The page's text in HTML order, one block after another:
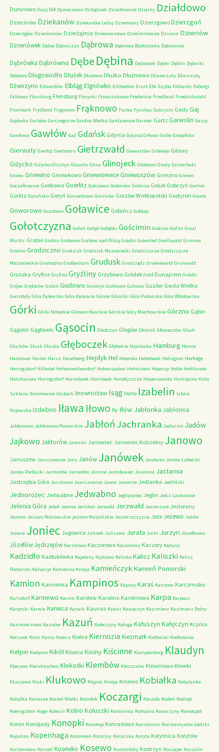
Duninowo Duży Dół Dymaczewo Dzbądzek Dziadkowice Dziarny Działdowo
Dziecinów Dziekanów Dziekanów Leśny Dziemiany Dzierzgowo Dzierzgoń
Dzierzgów Dzierżoniów Dzierżążnia Dziewierzewo Dziećmirowice Dziunin Dziwnów
Dziwnówek Dąbie Dąbroszyn Dąbrowa Dąbrowa Białostocka Dąbrowice
Dąbrówka Dąbrówno Dębe Dębina Dębionek Dębki Dęblin Dębniki
Dębowo Długosiodło Dłużek Dłużewo Dłużka Dłużniewo Dźwierzuty Dźwirzuty
Dźwirzyno Edwardów Elbląg Elgnówko Elżbietów Erurt Ełk Szyba Fabianki Faborgi
Falkowo Flansburg Flensburg Florynki Franciszkowo Fredericia Friedland Friedrichstahl
Frombork Frydland Frygnowo Frąknowo Funka Fynshav Gabrysin Gady Gaj
Gajówka Garbów Garczegorze Gardna Wielka Gardzienice Garnek Gartz Garwolin Gassy
Gawłowo Gawłów Gać Gdańsk Gdynia Gdynia Orłowo Gidle Giebałtów
Gierwaty Gierłoż Giethoorn Gietrzwałd Giewartów Gilleleje Giławy
Giżycko Giżycko Olsztyn Glaucha Glina Glinojeck Glodowo Gnaty Szczerbaki
Gniew Gniewino Gniewkowo GniewniewiceGniewoszów Gniezno Gnoien
Goczałkowice Godkowo Goerlitz Golczewo Goleniów Golesze Golub-Dobrzyń Gorlice
Gorlitz Goruńsko Goryń Gorzechowo Gorzków Gorzów Wielkopolski Gostynin Gouda
Goworowo Gozdowo Goławice Gołańcz Gołdap
Gołotczyzna Gołuń Gołąb Gołąbki Gościmin Gościno Goźlin Graal
Muritz Grabie Grabin Grabowo Grabów nad Pilicą Gradki Graested Greifswald Grimma
Grodno Grodziczno Grodzisk Grodzisk Mazowiecki Grodziszcze Grodziszcze
Mazowieckie Gromadno Großenhain Grudusk Grudziądz Gruenewald Grunwald
Gruszka Gryfice Gryfino Gryźliny Grzybowo Gródek nad Dunajcem Gródki
Grójec Grębków Gubin Gudowo Guronys Gutkowo Gutowo Guzów Gwda Wielka
Gwizdały Góra Dylewska Góra Kalwaria Górale Góraliki Góra Puławska Góra Włodowska
Górki Górki Noteckie Górowo Iławskie Górskie Góry Miechowskie Górzno Gąbin
Gągolin Gągławki Gąsocin Gładczyn Głogów Głomsk Głowaczów Głuch
Głuchów Głusk Głusko Głęboczek Głębokie Hajnówka Hamburg Hanna
Hannover Harlev Harsz Havelberg HejdykHel Helenka Hellebaek Helsignor Herfolge
Heringsdorf Hillerod Hohenreichendorf Hohensaaten Hohnstein Hojerup Holte Holthusen
Holzhausen Horingsdorf Hormówek Hornbaek Horodyszcze Hoyerswerda Humięcino Huta
Szklana Ibramowice Idzbark Inowrocław Isąg Iwno Izabelin Izbica
Kujawska Izdebno Iława Iłowo Iły Iłów Jabłonka Jabłonna
Jabłonowo Jabłonowo Pomorskie JabłońJachranka Jadwisin Jadów
Jajkowo Jaktorów Jamniki Janowiec Janowiec Kościelny Janowo
Januszew Januszewice Jany Janów Janówek Janówko Janów Lubelski
Janów Podlaski Jarmatów Jarnatów Jarnice Jarosławiec Jasionna Jastarnia
Jastrzębia Góra Jaszkowo Jawiszowice Jawor Jaworze Jedlanka Jedliński
Jednorożec Jedwabne Jedwabno Jeglijowiec Jeglin Jelcz-Laskowice
Jelenia Góra Jeleń Jemna Jerichov Jerwałd Jerzwałd Jezierzyce Jeziorany
Jezioro Jezioro Rożnowskie jezioro Wulpińskie Jeziorszczyzna Jeże Jeżewo Jeżów
Jonava Joniec Jugowice Julinek Juliszew Jurata Jurki Jurzyn Józefkowo
JózefówJędrzejów Kaczkowo Kaczorowo Kaczorowy Kaczory Kadyny
Kadzidło Kadłubówka Kajetany Kajkowo Kalisko Kalisz Kaliszki Kalisz
Pomorski Kalvarija Kamienna Knieja Kamieńczyk Kamień Pomorski
Kamion Kamionka Kampinos Kaputy Karaś Karczew Karczmisko
Karlsdorf Karniewo Karnin Karolew Karolino Karolinowo Karpa Karpacz
Karpniki Karwia Karwica Karwik Kaunas Kawki Kawęczyn Kazimierz Kazimierz Dolny
Kazimierzowo Kaznów Kazuń Kałeczyny Kaługa Kałuszyn Kałęczyn Kcynia
Kerszek Kicin Kiciny Kiekrz Kielce Kiernozia Kiezmark Kiełbaski Kiełkowice
Kiełpin Kiełpino Kikół Kilonia Kisiny Kiścinne Klampenborg Klaudyn
Kleczew Kleinkoschen Klekotki Klembów Kleszczów Klewinowo Klewki
Kluczewo Kluki Klukowo Klępsk Knieja Kniewo Kobiałka Kobylanka
Kobyłka Kociesze Kocień Wielki Kociołek Koczargi Koczała Kodeń Kodrąb
Koenigstein Koge Kolesin Kolno Koluszki Komornica Kompina Konarzyny Koniecpol
Konin Konojady Konopki Konotop Konradowo Konstancin Konstantynów Łódzki
Kopalino Kopenhaga Koronowo Koryciny Koryciska Koryta Korytnica Korytów
Korzeniewo Korzeń Kosewko Kosewo Kostomłoty Kostrzyn Koszajec Koszalin